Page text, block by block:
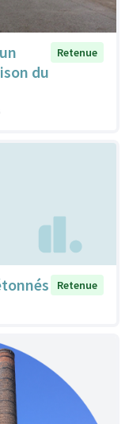
du
Retenue
Retenue